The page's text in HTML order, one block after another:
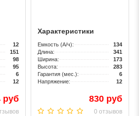
12
151
98
95
6
12
руб
Характеристики
Емкость (А/ч):
134
Длина:
341
Ширина:
173
Высота:
283
Гарантия (мес.):
6
Напряжение:
12
830 руб
0 отзывов